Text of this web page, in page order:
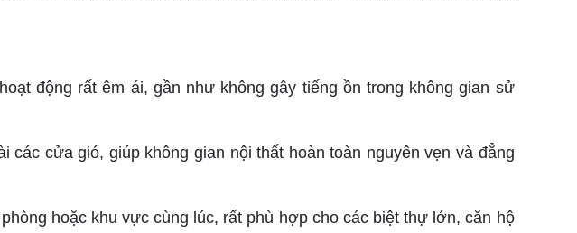
động rất êm ái, gần như không gây tiếng ồn trong không gian sử
các cửa gió, giúp không gian nội thất hoàn toàn nguyên vẹn và đẳng
hoặc khu vực cùng lúc, rất phù hợp cho các biệt thự lớn, căn hộ